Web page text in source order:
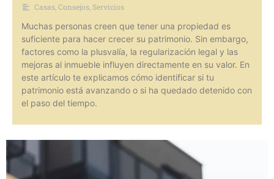
Casas,Consejos, Servicios
Muchas personas creen que tener una propiedad es
suficiente para hacer crecer su patrimonio. Sin embargo,
factores como la plusvalía, la regularización legal y las
mejoras al inmueble influyen directamente en su valor. En
este artículo te explicamos cómo identificar si tu
patrimonio está avanzando o si ha quedado detenido con
el paso del tiempo.